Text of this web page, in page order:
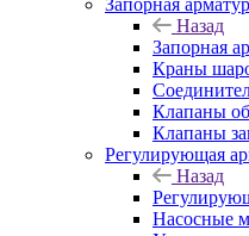
Запорная
Назад
Запорная
Краны
Клапаны
Клапаны
Регулирующая
Назад
Насосные